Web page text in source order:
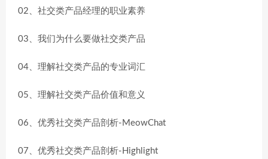
02、社交类产品经理的职业素养
03、我们为什么要做社交类产品
04、理解社交类产品的专业词汇
05、理解社交类产品价值和意义
06、优秀社交类产品剖析-MeowChat
07、优秀社交类产品剖析-Highlight